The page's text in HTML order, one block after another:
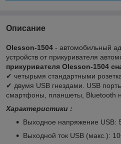
Описание
Olesson-1504 - автомобильный
устройств от прикуривателя
прикуривателя Olesson-1504
✔ четырьмя стандартными
✔ двумя USB гнездами. USB
смартфоны, планшеты, Bluetooth
Характеристики :
Выходное напряжение USB:
Выходной ток USB (макс.):